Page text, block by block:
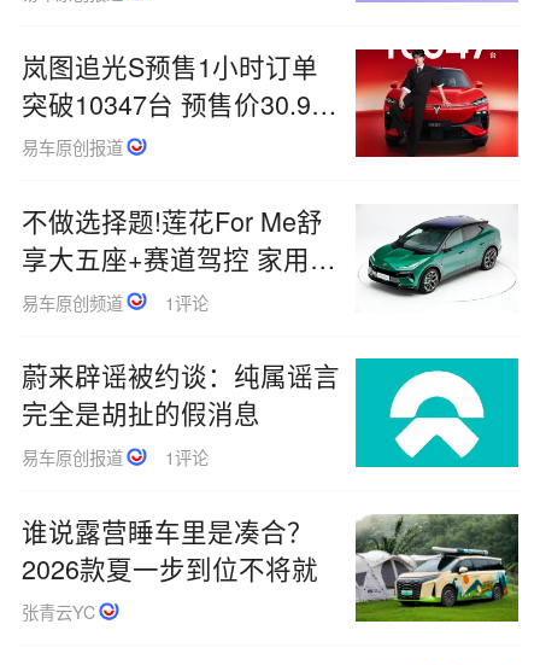
岚图追光S预售1小时订单
突破10347台 预售价30.99
万元
易车原创报道
不做选择题!莲花For Me舒
享大五座+赛道驾控 家用乐
趣两不误!
易车原创频道 1评论
蔚来辟谣被约谈：纯属谣言
完全是胡扯的假消息
易车原创报道 1评论
谁说露营睡车里是凑合？
2026款夏一步到位不将就
张青云YC